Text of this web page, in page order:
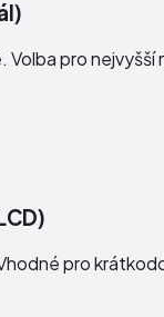
Volba pro nejvyšší
pro